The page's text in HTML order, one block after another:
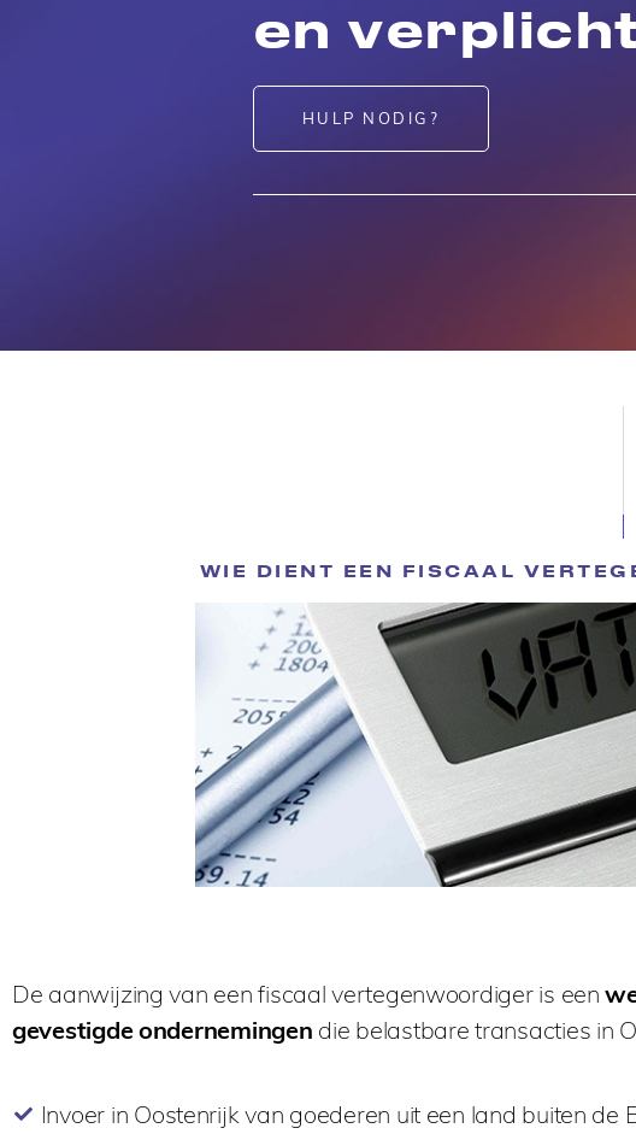
en
HULP NODIG?
WIE DIENT EEN FISCAAL
De aanwijzing van een fiscaal vertegenwoordiger is een
gevestigde ondernemingen die belastbare transacties in
Invoer in Oostenrijk van goederen uit een land buiten de